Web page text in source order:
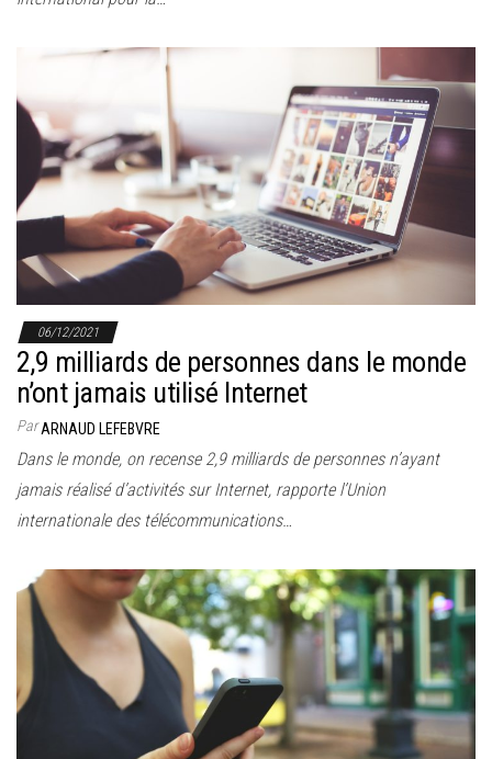
06/12/2021
2,9 milliards de personnes dans le monde
n’ont jamais utilisé Internet
ParARNAUD LEFEBVRE
Dans le monde, on recense 2,9 milliards de personnes n’ayant
jamais réalisé d’activités sur Internet, rapporte l’Union
internationale des télécommunications…